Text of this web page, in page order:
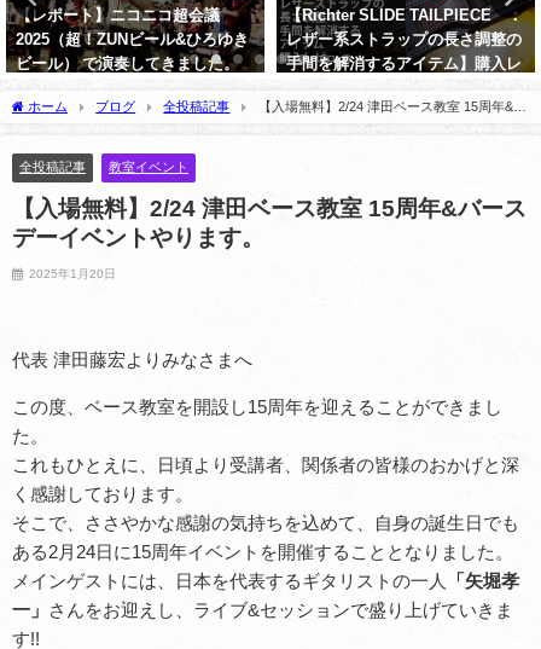
【レポート】ニコニコ超会議
2025（超！ZUNビール&ひろゆき
ビール） で演奏してきました。
【Richter SLIDE TAILPIECE®：
レザー系ストラップの長さ調整の
手間を解消するアイテム】購入レ
ビュー
ホーム ブログ 全投稿記事
【入場無料】2/24 津田ベース教室 15周年&バ
ースデーイベントやります。
全投稿記事 教室イベント
【入場無料】2/24 津田ベース教室 15周年&バース
デーイベントやります。
2025年1月20日
代表 津田藤宏よりみなさまへ
この度、ベース教室を開設し15周年を迎えることができまし
た。
これもひとえに、日頃より受講者、関係者の皆様のおかげと深
く感謝しております。
そこで、ささやかな感謝の気持ちを込めて、自身の誕生日でも
ある2月24日に15周年イベントを開催することとなりました。
メインゲストには、日本を代表するギタリストの一人
「矢堀孝
一」
さんをお迎えし、ライブ&セッションで盛り上げていきま
す!!